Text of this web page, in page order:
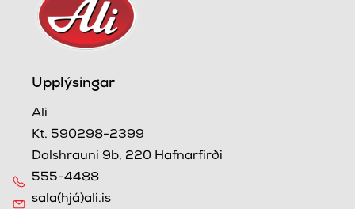
Upplýsingar
Ali
Kt. 590298-2399
Dalshrauni 9b, 220 Hafnarfirði
555-4488
sala(hjá)ali.is